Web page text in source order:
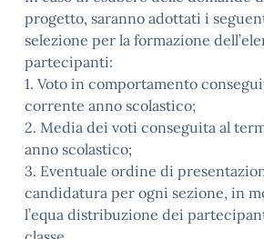
progetto, saranno adottati i
selezione per la formazione
partecipanti:
1. Voto in comportamento
corrente anno scolastico;
2. Media dei voti conseguita al
anno scolastico;
3. Eventuale ordine di
candidatura per ogni sezione, in
l’equa distribuzione dei